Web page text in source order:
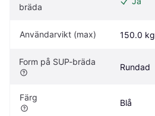
bräda
Användarvikt (max) 150.0 kg
Form på SUP-bräda
Rundad
Färg
Blå